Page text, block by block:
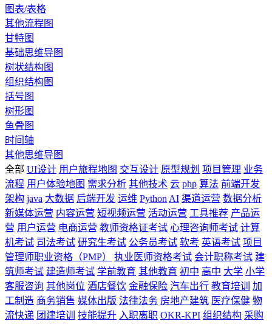
图表/表格
其他流程图
甘特图
基础思维导图
树状结构图
组织结构图
括号图
树形图
鱼骨图
时间轴
其他思维导图
全部 UI设计 用户旅程地图 交互设计 原型规划 项目管理 业务
流程 用户体验地图 需求分析 其他技术 云 php 算法 前端开发
架构 java 大数据 后端开发 运维 Python AI 渠道运营 数据分析
新媒体运营 内容运营 短视频运营 活动运营 工具推荐 产品运
营 用户运营 电商运营 教师资格证考试 心理咨询师考试 计算
机考试 司法考试 研究生考试 公务员考试 软考 英语考试 项目
管理师职业资格（PMP）
执业医师资格考试 会计职称考试 建
筑师考试 建造师考试 学前教育 其他教育 初中 高中 大学 小学
客服咨询 其他岗位 酒店餐饮 金融保险 汽车出行 教育培训
加
工制造 商务销售 媒体出版 法律法务 房地产建筑 医疗保健 物
流快递 团建培训 技能提升 入职离职 OKR-KPI 组织结构 采购